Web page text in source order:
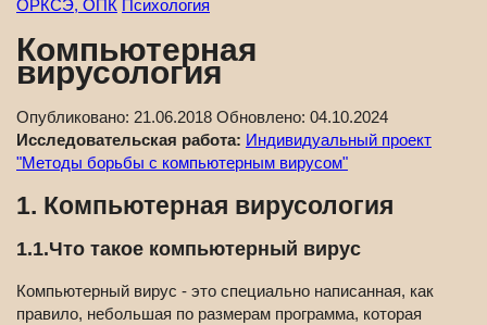
ОРКСЭ, ОПК Психология
Компьютерная
вирусология
Опубликовано: 21.06.2018 Обновлено: 04.10.2024
Исследовательская работа: Индивидуальный проект
"Методы борьбы с компьютерным вирусом"
1. Компьютерная вирусология
1.1.Что такое компьютерный вирус
Компьютерный вирус - это специально написанная, как
правило, небольшая по размерам программа, которая